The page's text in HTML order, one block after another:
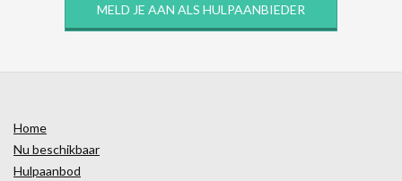
MELD JE AAN ALS HULPAANBIEDER
Home
Nu beschikbaar
Hulpaanbod